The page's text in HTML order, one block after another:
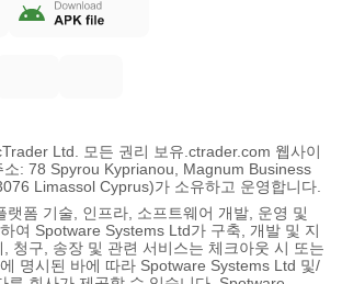
Ltd. 모든 권리 보유. ctrader.com 웹사이
소: 78 Spyrou Kyprianou, Magnum Business
Limassol Cyprus)가 소유하고 운영합니다.
랫폼 기술, 인프라, 소프트웨어 개발, 운영 및
여 Spotware Systems Ltd가 구축, 개발 및 지
청구, 송장 및 관련 서비스는 체크아웃 시 또는
명시된 바에 따라 Spotware Systems Ltd 및/